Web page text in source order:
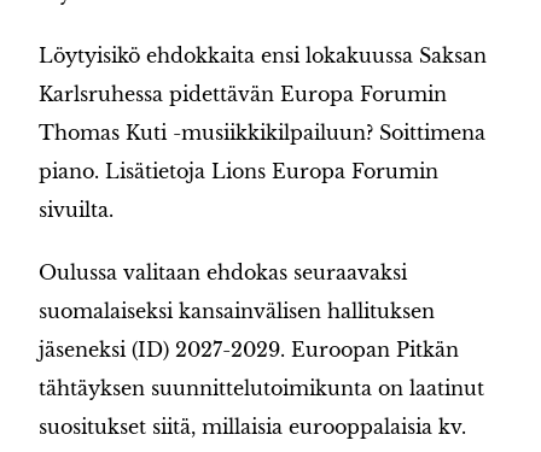
Löytyisikö ehdokkaita ensi lokakuussa Saksan
Karlsruhessa pidettävän Europa Forumin
Thomas Kuti -musiikkikilpailuun? Soittimena
piano. Lisätietoja Lions Europa Forumin
sivuilta.
Oulussa valitaan ehdokas seuraavaksi
suomalaiseksi kansainvälisen hallituksen
jäseneksi (ID) 2027-2029. Euroopan Pitkän
tähtäyksen suunnittelutoimikunta on laatinut
suositukset siitä, millaisia eurooppalaisia kv.